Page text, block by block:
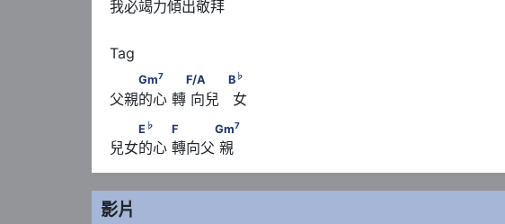
我必竭力傾出敬拜
Gm7 F/A      　　            B
Gm7 F/A B ♭
父親的心 轉 向兒   女
E ♭ F　　　Gm
E ♭ F Gm7
兒女的心 轉向父 親
影片